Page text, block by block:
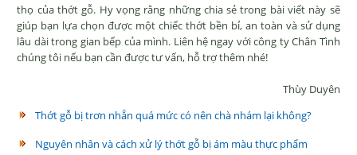
thọ của thớt gỗ. Hy vọng rằng những chia sẻ trong bài viết này sẽ
giúp bạn lựa chọn được một chiếc thớt bền bỉ, an toàn và sử dụng
lâu dài trong gian bếp của mình. Liên hệ ngay với công ty Chân Tình
chúng tôi nếu bạn cần được tư vấn, hỗ trợ thêm nhé!
Thùy Duyên
Thớt gỗ bị trơn nhẵn quá mức có nên chà nhám lại không?
Nguyên nhân và cách xử lý thớt gỗ bị ám màu thực phẩm